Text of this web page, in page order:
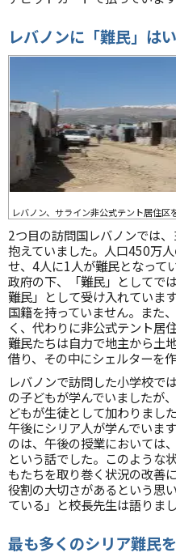
レバノンに「難民」は
レバノン、サライン非公式テント居住区
2つ目の訪問国レバノンでは
抱えていました。人口450万
せ、4人に1人が難民となって
政府の下、「難民」としてで
難民」として受け入れていま
国籍を持っていません。また
く、代わりに非公式テント居
難民たちは自力で地主から土
借り、その中にシェルターを
レバノンで訪問した小学校で
の子どもが学んでいましたが
どもが生徒として加わりまし
午後にシリア人が学んでいま
のは、午後の授業においては
という話でした。このような
もたちを取り巻く状況の改善
役割の大切さがあるという思
ている」と校長先生は語りまし
最も多くのシリア難民